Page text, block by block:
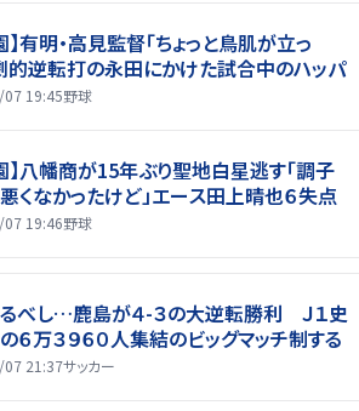
】有明・高見監督「ちょっと鳥肌が立っ
的逆転打の永田にかけた試合中のハッパ
19:45野球
】八幡商が15年ぶり聖地白星逃す「調子
くなかったけど」エース田上晴也６失点
19:46野球
べし…鹿島が４-３の大逆転勝利 Ｊ１史
６万３９６０人集結のビッグマッチ制する
21:37サッカー